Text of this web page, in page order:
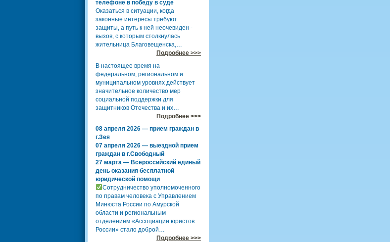
телефоне в победу в суде
Оказаться в ситуации, когда
законные интересы требуют
защиты, а путь к ней неочевиден -
вызов, с которым столкнулась
жительница Благовещенска,…
Подробнее >>>
В настоящее время на
федеральном, региональном и
муниципальном уровнях действует
значительное количество мер
социальной поддержки для
защитников Отечества и их…
Подробнее >>>
08 апреля 2026 — прием граждан в
г.Зея
07 апреля 2026 — выездной прием
граждан в г.Свободный
27 марта — Всероссийский единый
день оказания бесплатной
юридической помощи
Сотрудничество уполномоченного
по правам человека с Управлением
Минюста России по Амурской
области и региональным
отделением «Ассоциации юристов
России» стало доброй…
Подробнее >>>